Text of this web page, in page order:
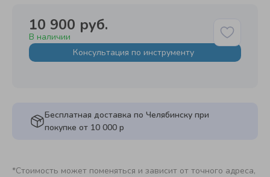
10 900 руб.
В наличии
Консультация по инструменту
Бесплатная доставка по Челябинску при
покупке от 10 000 р
*Стоимость может поменяться и зависит от точного адреса,